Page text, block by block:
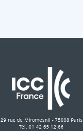
29 rue de Miromesnil - 75008 Paris
Tél. 01 42 65 12 66